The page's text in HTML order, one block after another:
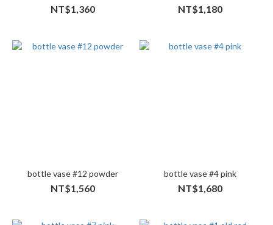
NT$1,360 NT$1,180
bottle vase #12 powder
NT$1,560
bottle vase #4 pink
NT$1,680